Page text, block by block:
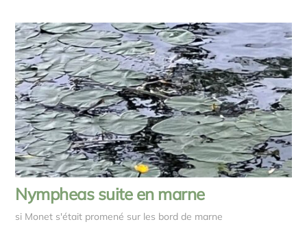
Nympheas suite en marne
si Monet s'était promené sur les bord de marne